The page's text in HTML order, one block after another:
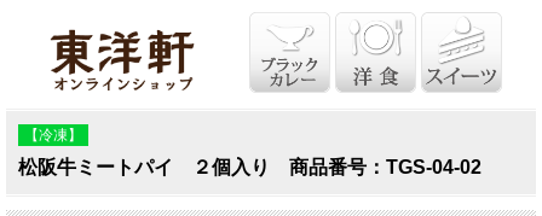
【冷凍】
松阪牛ミートパイ ２個入り 商品番号：TGS-04-02